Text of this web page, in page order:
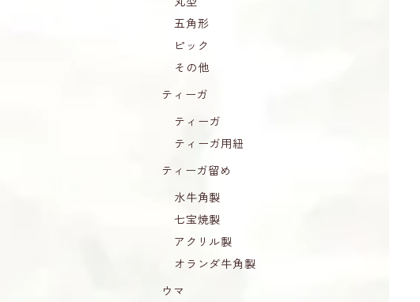
五角形
ピック
その他
ティーガ
ティーガ
ティーガ用紐
ティーガ留め
水牛角製
七宝焼製
アクリル製
オランダ牛角製
ウマ